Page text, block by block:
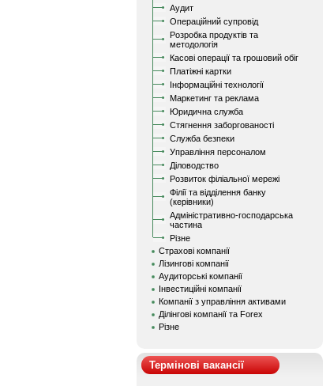
Аудит
Операційний супровід
Розробка продуктів та
методологія
Касові операції та грошовий обіг
Платіжні картки
Інформаційні технології
Маркетинг та реклама
Юридична служба
Стягнення заборгованості
Служба безпеки
Управління персоналом
Діловодство
Розвиток філіальної мережі
Філії та відділення банку
(керівники)
Адміністративно-господарська
частина
Різне
Страхові компанії
Лізингові компанії
Аудиторські компанії
Інвестиційні компанії
Компанії з управління активами
Ділінгові компанії та Forex
Різне
Термінові вакансії